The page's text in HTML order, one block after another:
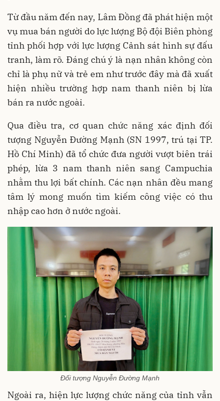
Từ đầu năm đến nay, Lâm Đồng đã phát hiện một
vụ mua bán người do lực lượng Bộ đội Biên phòng
tỉnh phối hợp với lực lượng Cảnh sát hình sự đấu
tranh, làm rõ. Đáng chú ý là nạn nhân không còn
chỉ là phụ nữ và trẻ em như trước đây mà đã xuất
hiện nhiều trường hợp nam thanh niên bị lừa
bán ra nước ngoài.
Qua điều tra, cơ quan chức năng xác định đối
tượng Nguyễn Đường Mạnh (SN 1997, trú tại TP.
Hồ Chí Minh) đã tổ chức đưa người vượt biên trái
phép, lừa 3 nam thanh niên sang Campuchia
nhằm thu lợi bất chính. Các nạn nhân đều mang
tâm lý mong muốn tìm kiếm công việc có thu
nhập cao hơn ở nước ngoài.
Đối tượng Nguyễn Đường Mạnh
Ngoài ra, hiện lực lượng chức năng của tỉnh vẫn